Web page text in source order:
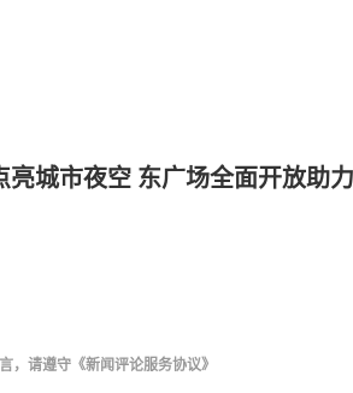
亮城市夜空 东广场全面开放助
，请遵守 《新闻评论服务协议》